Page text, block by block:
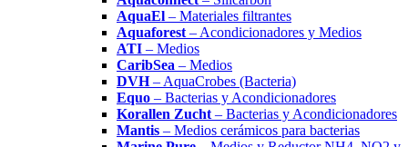
AquaEl – Materiales filtrantes
Aquaforest – Acondicionadores y Medios
ATI – Medios
CaribSea – Medios
DVH– AquaCrobes (Bacteria)
Equo – Bacterias y Acondicionadores
Korallen Zucht – Bacterias y Acondicionadores
Mantis – Medios cerámicos para bacterias